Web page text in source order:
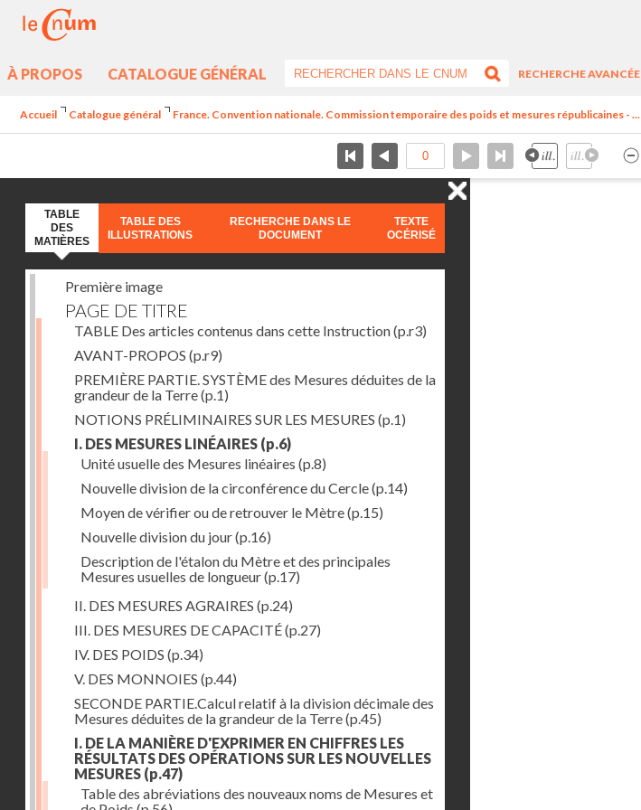
À PROPOS CATALOGUE GÉNÉRAL
RECHERCHE AVANCÉE
Accueil Catalogue général France. Convention nationale. Commission temporaire des poids et mesures républicaines - ...
TABLE
DES
MATIÈRES
TABLE DES
ILLUSTRATIONS
RECHERCHE DANS LE
DOCUMENT
TEXTE
OCÉRISÉ
Première image
PAGE DE TITRE
TABLE Des articles contenus dans cette Instruction(p.r3)
AVANT-PROPOS (p.r9)
PREMIÈRE PARTIE. SYSTÈME des Mesures déduites de la
grandeur de la Terre(p.1)
NOTIONS PRÉLIMINAIRES SUR LES MESURES (p.1)
I. DES MESURES LINÉAIRES (p.6)
Unité usuelle des Mesures linéaires (p.8)
Nouvelle division de la circonférence du Cercle(p.14)
Moyen de vérifier ou de retrouver le Mètre(p.15)
Nouvelle division du jour(p.16)
Description de l'étalon du Mètre et des principales
Mesures usuelles de longueur(p.17)
II. DES MESURES AGRAIRES (p.24)
III. DES MESURES DE CAPACITÉ(p.27)
IV. DES POIDS (p.34)
V. DES MONNOIES (p.44)
SECONDE PARTIE.Calcul relatif à la division décimale des
Mesures déduites de la grandeur de la Terre(p.45)
I. DE LA MANIÈRE D'EXPRIMER EN CHIFFRES LES
RÉSULTATS DES OPÉRATIONS SUR LES NOUVELLES
MESURES (p.47)
Table des abréviations des nouveaux noms de Mesures et